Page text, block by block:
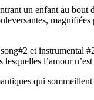
un enfant au bout
et instrumental
l’amour
qui